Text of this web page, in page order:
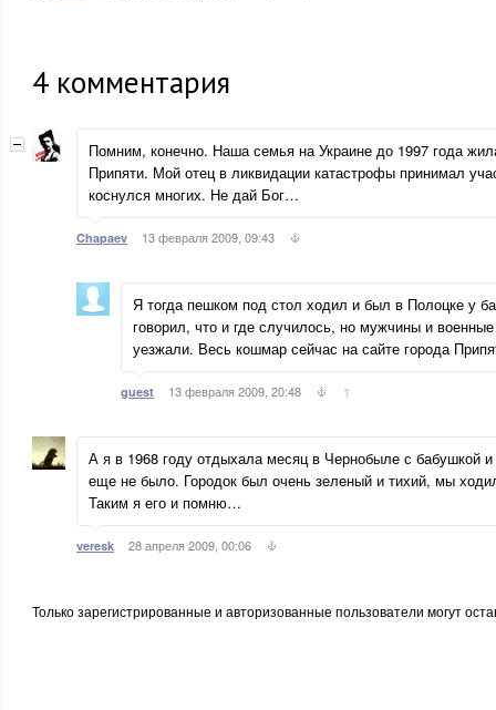
4 комментария
Помним, конечно. Наша семья на Украине до 1997 года
Припяти. Мой отец в ликвидации катастрофы принимал
коснулся многих. Не дай Бог…
Chapaev 13 февраля 2009, 09:43
Я тогда пешком под стол ходил и был в Полоцке у
говорил, что и где случилось, но мужчины и
уезжали. Весь кошмар сейчас на сайте города
guest 13 февраля 2009, 20:48 ↑
А я в 1968 году отдыхала месяц в Чернобыле с бабушкой
еще не было. Городок был очень зеленый и тихий, мы
Таким я его и помню…
veresk 28 апреля 2009, 00:06
Только зарегистрированные и авторизованные пользователи могут